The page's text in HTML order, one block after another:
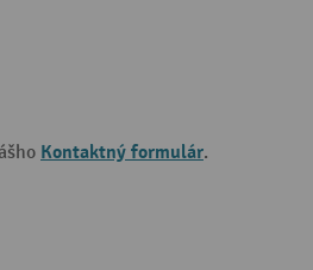
Kontaktný formulár.